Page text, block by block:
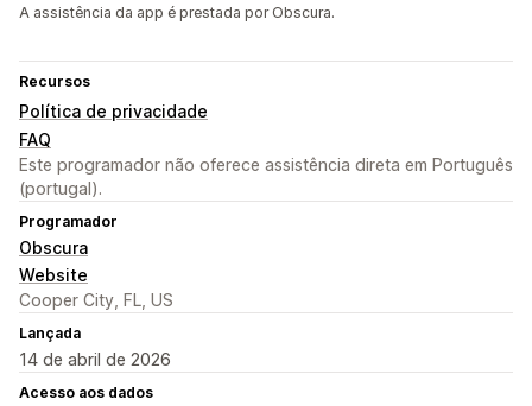
A assistência da app é prestada por Obscura.
Recursos
Política de privacidade
FAQ
Este programador não oferece assistência direta em Português
(portugal).
Programador
Obscura
Website
Cooper City, FL, US
Lançada
14 de abril de 2026
Acesso aos dados